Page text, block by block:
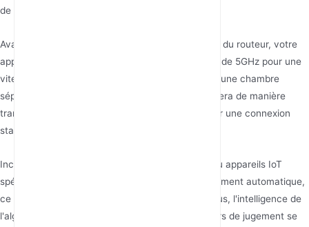
de l'application.
Avantages : Lorsque vous êtes dans le salon près du routeur, votre
appareil se connectera automatiquement à la bande 5GHz pour une
vitesse élevée ; lorsque vous vous déplacez vers une chambre
séparée par plusieurs murs, votre appareil basculera de manière
transparente vers la bande 2.4GHz pour maintenir une connexion
stable.
Inconvénients : Certains appareils plus anciens ou appareils IoT
spécifiques peuvent ne pas bien gérer ce basculement automatique,
ce qui entraînera des connexions instables. De plus, l'intelligence de
l'algorithme varie selon les marques, et des erreurs de jugement se